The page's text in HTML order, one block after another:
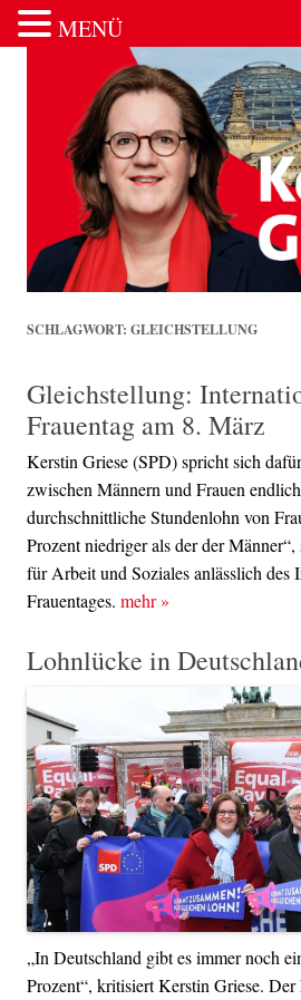
Zum
SCHLAGWORT: GLEICHSTELLUNG
Gleichstellung:
Frauentag am 8. März
Kerstin Griese (SPD) spricht sich
zwischen Männern und Frauen
durchschnittliche Stundenlohn von
Prozent niedriger als der der Männer“,
für Arbeit und Soziales anlässlich des
Frauentages. mehr»
Lohnlücke in
„In Deutschland gibt es immer noch
Prozent“, kritisiert Kerstin Griese.
MENÜ